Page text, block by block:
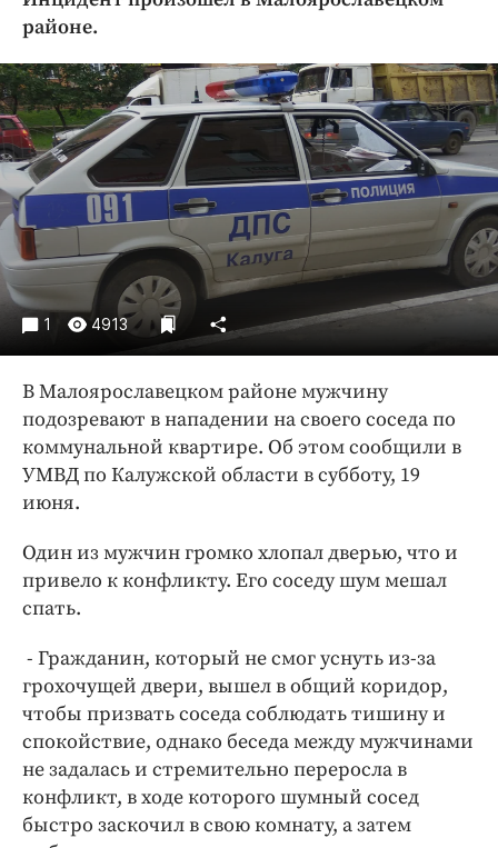
Криминал
Недвижимость и ЖКХ
Образование
Общество
Погода
Праздники
Происшествия
Спорт
Экономика и бизнес
ПРОЕКТЫ
Блоги
Издания
Медиаперсона
Интересное чтиво
Бренд года
Работодатель года
районе.
1 4913
В Малоярославецком районе мужчину
подозревают в нападении на своего соседа по
коммунальной квартире. Об этом сообщили в
УМВД по Калужской области в субботу, 19
июня.
Один из мужчин громко хлопал дверью, что и
привело к конфликту. Его соседу шум мешал
спать.
- Гражданин, который не смог уснуть из-за
грохочущей двери, вышел в общий коридор,
чтобы призвать соседа соблюдать тишину и
спокойствие, однако беседа между мужчинами
не задалась и стремительно переросла в
конфликт, в ходе которого шумный сосед
быстро заскочил в свою комнату, а затем